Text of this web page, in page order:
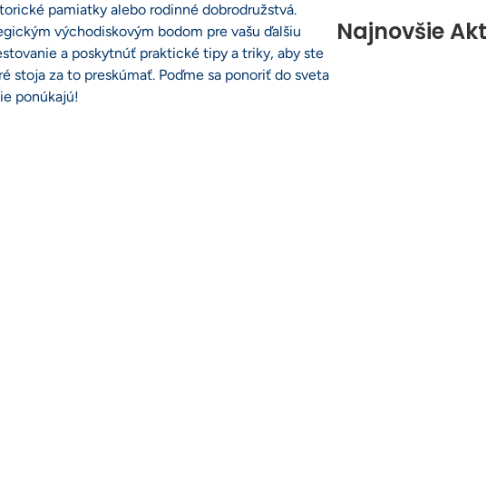
pamiatky alebo rodinné dobrodružstvá.
východiskovým bodom pre vašu ďalšiu
a poskytnúť praktické tipy a triky, aby ste
za to preskúmať. Poďme sa ponoriť do sveta
ponúkajú!
Najnovšie